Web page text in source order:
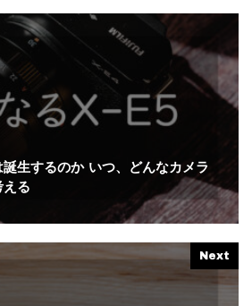
生するのか いつ、どんなカメラ
える
Next